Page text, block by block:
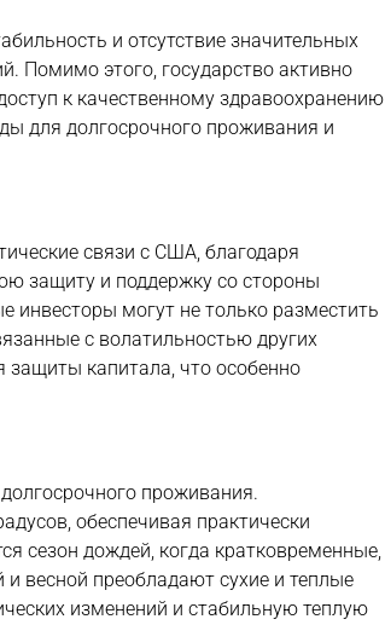
и отсутствие значительных
Помимо этого, государство активно
к качественному здравоохранению
для долгосрочного проживания и
связи с США, благодаря
защиту и поддержку со стороны
инвесторы могут не только разместить
с волатильностью других
капитала, что особенно
проживания.
обеспечивая практически
сезон дождей, когда кратковременные,
весной преобладают сухие и теплые
изменений и стабильную теплую